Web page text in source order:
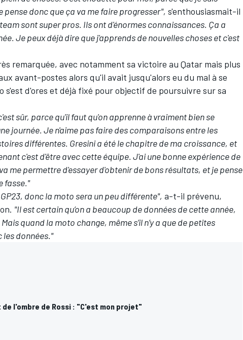
donc que ça va me faire progresser", s'enthousiasmait-il
sont super pros. Ils ont d'énormes connaissances. Ça a
Je peux déjà dire que j'apprends de nouvelles choses et c'est
remarquée, avec notamment sa victoire au Qatar mais plus
avant-postes alors qu'il avait jusqu'alors eu du mal à se
s'est d'ores et déjà fixé pour objectif de poursuivre sur sa
sûr, parce qu'il faut qu'on apprenne à vraiment bien se
journée. Je n'aime pas faire des comparaisons entre les
différentes. Gresini a été le chapitre de ma croissance, et
c'est d'être avec cette équipe. J'ai une bonne expérience de
me permettre d'essayer d'obtenir de bons résultats, et je pense
fasse."
donc la moto sera un peu différente", a-t-il prévenu,
"Il est certain qu’on a beaucoup de données de cette année,
quand la moto change, même s’il n’y a que de petites
données."
de l'ombre de Rossi : "C'est mon projet"